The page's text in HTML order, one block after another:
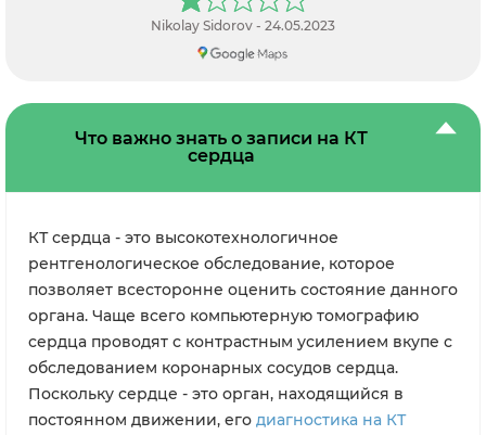
кардиологии уже 9 дней.Есть показания к суточному
мониторингу , так как аритмия и гипертензия , так
очередь!!! Нет свободных мониторов!!Как вы собрались
оказать качественно помощь, если диагностики в
кардиологию и проконсультировать?? Врач говорит после
выписки я вам напишу консультацию, это что подход к
лечению- это отфутболивание ребята. Какая медицина
ребята, позор!!! Поэтому грош цена этой больнице!
Nikolay Sidorov - 24.05.2023
Что важно знать о записи на КТ
сердца
КТ сердца - это высокотехнологичное
рентгенологическое обследование, которое
позволяет всесторонне оценить состояние данного
органа. Чаще всего компьютерную томографию
сердца проводят с контрастным усилением вкупе с
обследованием коронарных сосудов сердца.
Поскольку сердце - это орган, находящийся в
постоянном движении, его диагностика на КТ